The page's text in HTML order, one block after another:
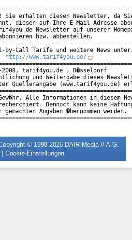
Sie erhalten diesen Newsletter, da
diesen auf Ihre E-Mail-Adresse
Newsletter auf unserer
abonnieren bzw. abbestellen.
Call Tarife und weitere News
http://www.tarif4you.de/
2008, tarif4you.de , D�sseldorf
und Weitergabe dieses
Quellenangabe (www.tarif4you.de)
Alle Informationen in diesem
Dennoch kann keine
Angaben �bernommen
© 1998-2026 DAIR Media // A.G.
| Cookie-Einstellungen